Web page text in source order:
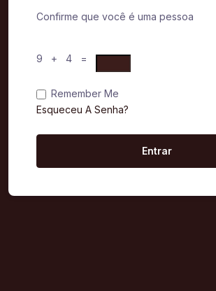
Confirme que você é uma pessoa
9 + 4 =
Remember Me
Esqueceu A Senha?
Entrar